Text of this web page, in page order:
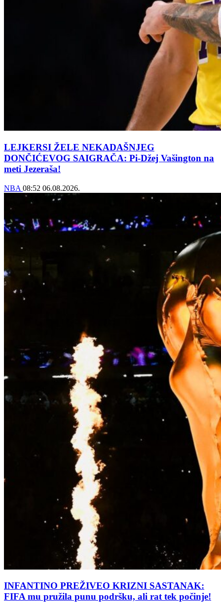
LEJKERSI ŽELE NEKADAŠNJEG
DONČIĆEVOG SAIGRAČA: Pi-Džej Vašington na
meti Jezeraša!
NBA 08:52 06.08.2026.
INFANTINO PREŽIVEO KRIZNI SASTANAK:
FIFA mu pružila punu podršku, ali rat tek počinje!